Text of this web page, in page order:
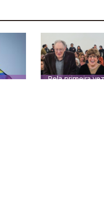
Pela primeira